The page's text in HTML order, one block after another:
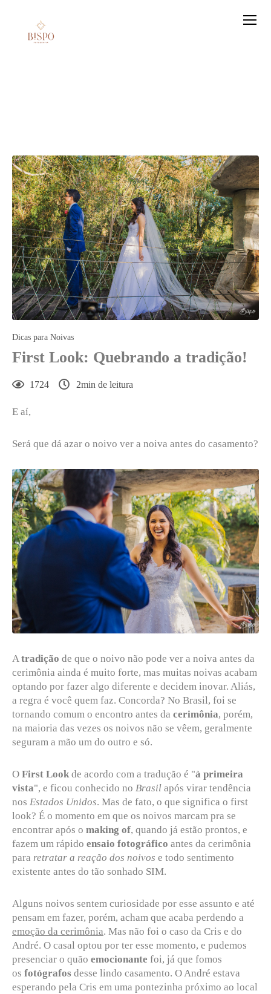
Dicas para Noivas
First Look: Quebrando a tradição!
1724 2min de leitura
E aí,
Será que dá azar o noivo ver a noiva antes do casamento?
Atradição de que o noivo não pode ver a noiva antes da
cerimônia ainda é muito forte, mas muitas noivas acabam
optando por fazer algo diferente e decidem inovar. Aliás,
a regra é você quem faz. Concorda? No Brasil, foi se
tornando comum o encontro antes da cerimônia, porém,
na maioria das vezes os noivos não se vêem, geralmente
seguram a mão um do outro e só.
O First Lookde acordo com a tradução é "à primeira
vista", e ficou conhecido no Brasil após virar tendência
nos Estados Unidos. Mas de fato, o que significa o first
look? É o momento em que os noivos marcam pra se
encontrar após o making of, quando já estão prontos, e
fazem um rápido ensaio fotográfico antes da cerimônia
para retratar a reação dos noivos e todo sentimento
existente antes do tão sonhado SIM.
Alguns noivos sentem curiosidade por esse assunto e até
pensam em fazer, porém, acham que acaba perdendo a
emoção da cerimônia. Mas não foi o caso da Cris e do
André. O casal optou por ter esse momento, e pudemos
presenciar o quão emocionante foi, já que fomos
os fotógrafos desse lindo casamento. O André estava
esperando pela Cris em uma pontezinha próximo ao local